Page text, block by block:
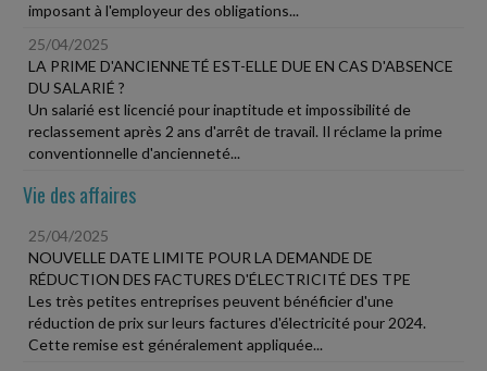
imposant à l'employeur des obligations...
25/04/2025
LA PRIME D'ANCIENNETÉ EST-ELLE DUE EN CAS D'ABSENCE
DU SALARIÉ ?
Un salarié est licencié pour inaptitude et impossibilité de
reclassement après 2 ans d'arrêt de travail. Il réclame la prime
conventionnelle d'ancienneté...
Vie des affaires
25/04/2025
NOUVELLE DATE LIMITE POUR LA DEMANDE DE
RÉDUCTION DES FACTURES D'ÉLECTRICITÉ DES TPE
Les très petites entreprises peuvent bénéficier d'une
réduction de prix sur leurs factures d'électricité pour 2024.
Cette remise est généralement appliquée...